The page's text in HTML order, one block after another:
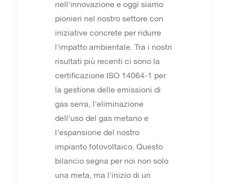
nell'innovazione e oggi siamo
pionieri nel nostro settore con
iniziative concrete per ridurre
l'impatto ambientale. Tra i nostri
risultati più recenti ci sono la
certificazione ISO 14064-1 per
la gestione delle emissioni di
gas serra, l'eliminazione
dell’uso del gas metano e
l’espansione del nostro
impianto fotovoltaico. Questo
bilancio segna per noi non solo
una meta, ma l'inizio di un